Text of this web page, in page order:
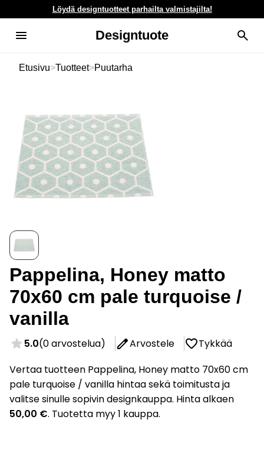
Löydä designtuotteet parhailta valmistajilta!
Designtuote
Etusivu>Tuotteet>Puutarha
Pappelina, Honey matto
70x60 cm pale turquoise /
vanilla
5.0(0 arvostelua) Arvostele
Tykkää
Vertaa tuotteen Pappelina, Honey matto 70x60 cm
pale turquoise / vanilla hintaa sekä toimitusta ja
valitse sinulle sopivin designkauppa. Hinta alkaen
50,00 €. Tuotetta myy 1 kauppa.